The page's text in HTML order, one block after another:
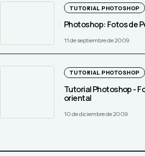
TUTORIAL PHOTOSHOP
Photoshop: Fotos de
11 de septiembre de 2009
TUTORIAL PHOTOSHOP
Tutorial Photoshop -
oriental
10 de diciembre de 2009